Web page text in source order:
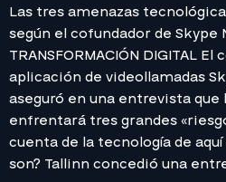
Las tres amenazas
según el cofundador de Skype
TRANSFORMACIÓN DIGITAL
aplicación de videollamadas
aseguró en una entrevista que
enfrentará tres grandes
cuenta de la tecnología de aquí
son? Tallinn concedió una